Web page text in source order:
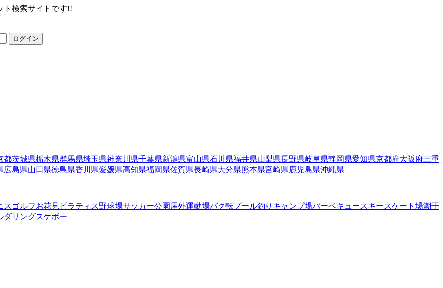
ト検索サイトです!!
ログイン
都茨城県栃木県群馬県埼玉県神奈川県千葉県新潟県富山県石川県福井県山梨県長野県岐阜県静岡県愛知県京都府大阪府三重
広島県山口県徳島県香川県愛媛県高知県福岡県佐賀県長崎県大分県熊本県宮崎県鹿児島県沖縄県
ス ゴルフお花見 ピラティス野球場サッカー公園 屋外運動場バク転プール釣り キャンプ場バーベキュースキースケート場潮干
ダリングスケボー